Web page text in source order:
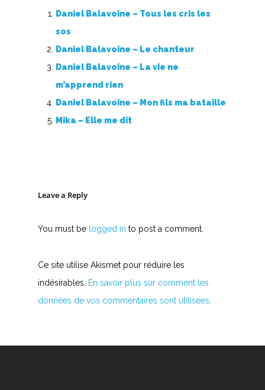
Daniel Balavoine – Tous les cris les
sos
Daniel Balavoine – Le chanteur
Daniel Balavoine – La vie ne
m’apprend rien
Daniel Balavoine – Mon fils ma bataille
Mika – Elle me dit
Leave a Reply
You must be logged in to post a comment.
Ce site utilise Akismet pour réduire les
indésirables.
En savoir plus sur comment les
données de vos commentaires sont utilisées
T
U
V
W
Accords de guitare